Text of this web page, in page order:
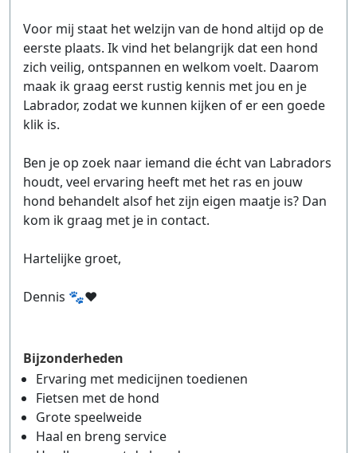
Voor mij staat het welzijn van de hond altijd op de
eerste plaats. Ik vind het belangrijk dat een hond
zich veilig, ontspannen en welkom voelt. Daarom
maak ik graag eerst rustig kennis met jou en je
Labrador, zodat we kunnen kijken of er een goede
klik is.
Ben je op zoek naar iemand die écht van Labradors
houdt, veel ervaring heeft met het ras en jouw
hond behandelt alsof het zijn eigen maatje is? Dan
kom ik graag met je in contact.
Hartelijke groet,
Dennis 🐾❤️
Bijzonderheden
Ervaring met medicijnen toedienen
Fietsen met de hond
Grote speelweide
Haal en breng service